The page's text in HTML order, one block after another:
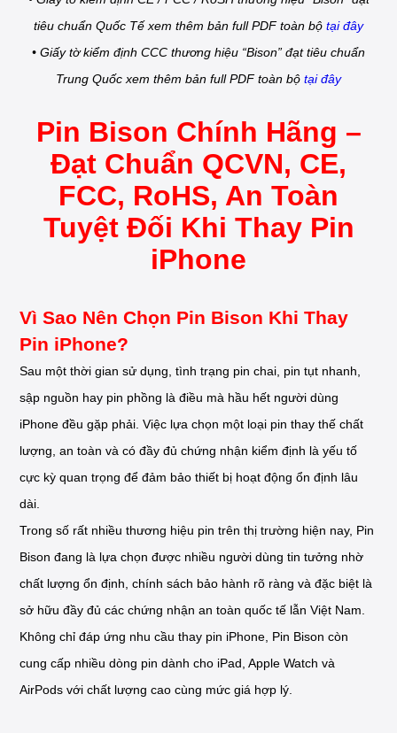
tiêu chuẩn Quốc Tế xem thêm bản full PDF toàn bộ tại đây
• Giấy tờ kiểm định CCC thương hiệu “Bison” đạt tiêu chuẩn
Trung Quốc xem thêm bản full PDF toàn bộ tại đây
Pin Bison Chính Hãng –
Đạt Chuẩn QCVN, CE,
FCC, RoHS, An Toàn
Tuyệt Đối Khi Thay Pin
iPhone
Vì Sao Nên Chọn Pin Bison Khi Thay
Pin iPhone?
Sau một thời gian sử dụng, tình trạng pin chai, pin tụt nhanh,
sập nguồn hay pin phồng là điều mà hầu hết người dùng
iPhone đều gặp phải. Việc lựa chọn một loại pin thay thế chất
lượng, an toàn và có đầy đủ chứng nhận kiểm định là yếu tố
cực kỳ quan trọng để đảm bảo thiết bị hoạt động ổn định lâu
dài.
Trong số rất nhiều thương hiệu pin trên thị trường hiện nay, Pin
Bison đang là lựa chọn được nhiều người dùng tin tưởng nhờ
chất lượng ổn định, chính sách bảo hành rõ ràng và đặc biệt là
sở hữu đầy đủ các chứng nhận an toàn quốc tế lẫn Việt Nam.
Không chỉ đáp ứng nhu cầu thay pin iPhone, Pin Bison còn
cung cấp nhiều dòng pin dành cho iPad, Apple Watch và
AirPods với chất lượng cao cùng mức giá hợp lý.